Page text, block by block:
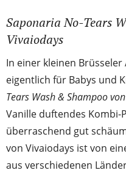
Saponaria No-Tears
Vivaiodays
In einer kleinen
eigentlich für Babys und
Tears Wash & Shampoo
Vanille duftendes
überraschend gut
von Vivaiodays ist von
aus verschiedenen